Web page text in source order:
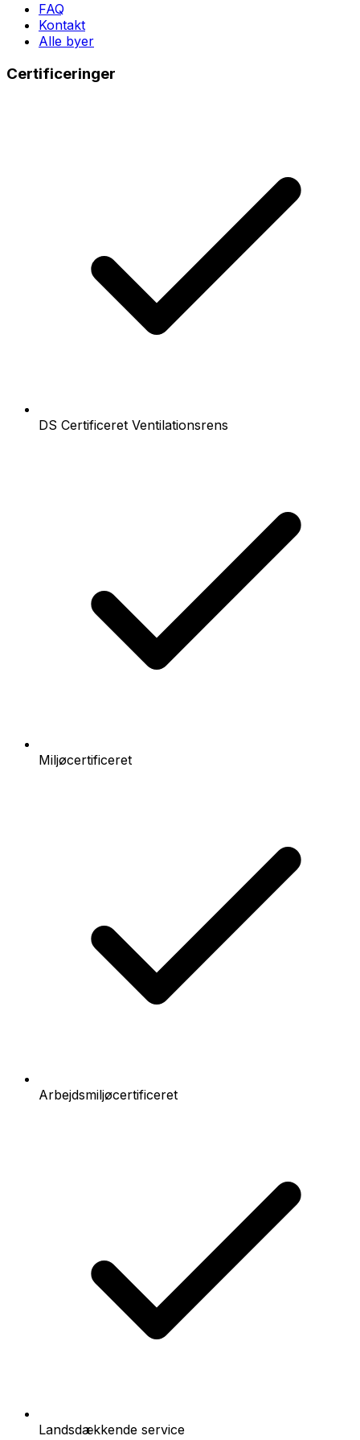
FAQ
Kontakt
Alle byer
Certificeringer
DS Certificeret Ventilationsrens
Miljøcertificeret
Arbejdsmiljøcertificeret
Landsdækkende service